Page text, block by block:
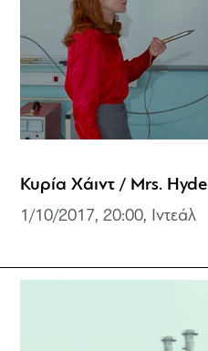
Κυρία Χάιντ / Mrs. Hyde
1/10/2017, 20:00, Ιντεάλ